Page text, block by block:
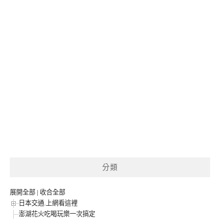
分類
展開全部 | 收合全部
日本交通.上網看這裡
澎湖花火吃喝玩樂一次搞定